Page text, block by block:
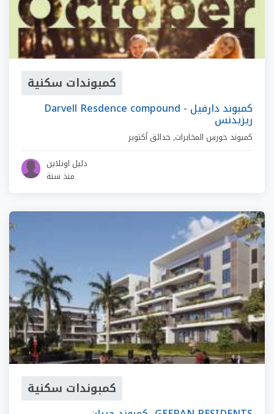
كمبوندات سكنية
Darvell Resdence compound - كمبوند دارفيل
ريزيدنس
كمبوند حورس المخابرات, حدائق أكتوبر
دليل اونلاين
منذ سنة
كمبوندات سكنية